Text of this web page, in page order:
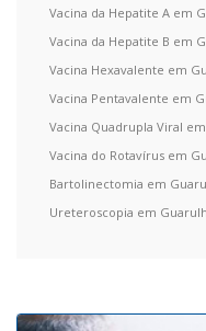
Vacina da Hepatite A em
Vacina da Hepatite B em
Vacina Hexavalente em
Vacina Pentavalente em
Vacina Quadrupla Viral
Vacina do Rotavírus em
Bartolinectomia em
Ureteroscopia em